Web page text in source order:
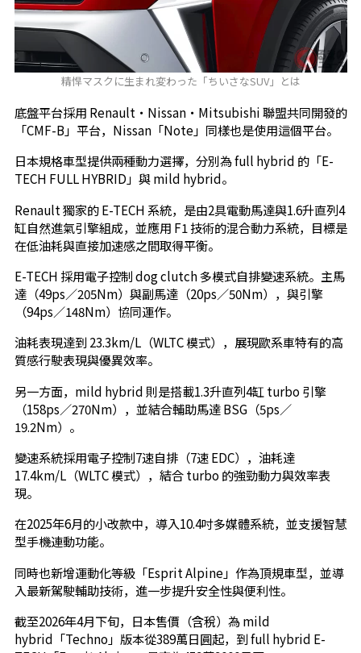
精悍マスクに生まれ変わった「ちいさなSUV」とは
底盤平台採用 Renault・Nissan・Mitsubishi 聯盟共同開發的
「CMF-B」平台，Nissan「Note」同樣也是使用這個平台。
日本規格車型提供兩種動力選擇，分別為 full hybrid 的「E-
TECH FULL HYBRID」與 mild hybrid。
Renault 獨家的 E-TECH 系統，是由2具電動馬達與1.6升直列4
缸自然進氣引擎組成，並應用 F1 技術的混合動力系統，目標是
在低油耗與直接加速感之間取得平衡。
E-TECH 採用電子控制 dog clutch 多模式自排變速系統。主馬
達（49ps／205Nm）與副馬達（20ps／50Nm），與引擎
（94ps／148Nm）協同運作。
油耗表現達到 23.3km/L（WLTC 模式），展現歐系車特有的高
質感行駛表現與優異效率。
另一方面，mild hybrid 則是搭載1.3升直列4缸 turbo 引擎
（158ps／270Nm），並結合輔助馬達 BSG（5ps／
19.2Nm）。
變速系統採用電子控制7速自排（7速 EDC），油耗達
17.4km/L（WLTC 模式），結合 turbo 的強勁動力與效率表
現。
在2025年6月的小改款中，導入10.4吋多媒體系統，並支援智慧
型手機連動功能。
同時也新增運動化等級「Esprit Alpine」作為頂規車型，並導
入最新駕駛輔助技術，進一步提升安全性與便利性。
截至2026年4月下旬，日本售價（含稅）為 mild
hybrid「Techno」版本從389萬日圓起，到 full hybrid E-